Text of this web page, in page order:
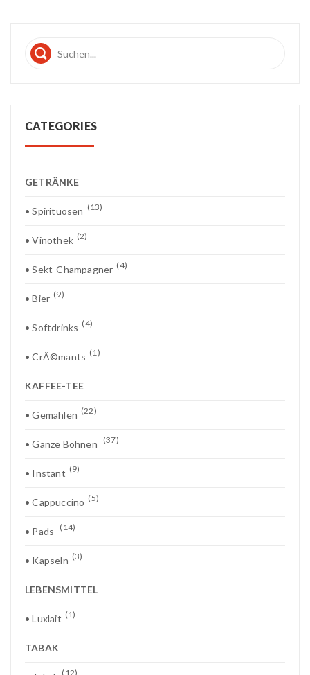
CATEGORIES
GETRÄNKE
• Spirituosen (13)
• Vinothek (2)
• Sekt-Champagner (4)
• Bier (9)
• Softdrinks (4)
• CrÃ©mants (1)
KAFFEE-TEE
• Gemahlen (22)
• Ganze Bohnen (37)
• Instant (9)
• Cappuccino (5)
• Pads (14)
• Kapseln (3)
LEBENSMITTEL
• Luxlait (1)
TABAK
(12)